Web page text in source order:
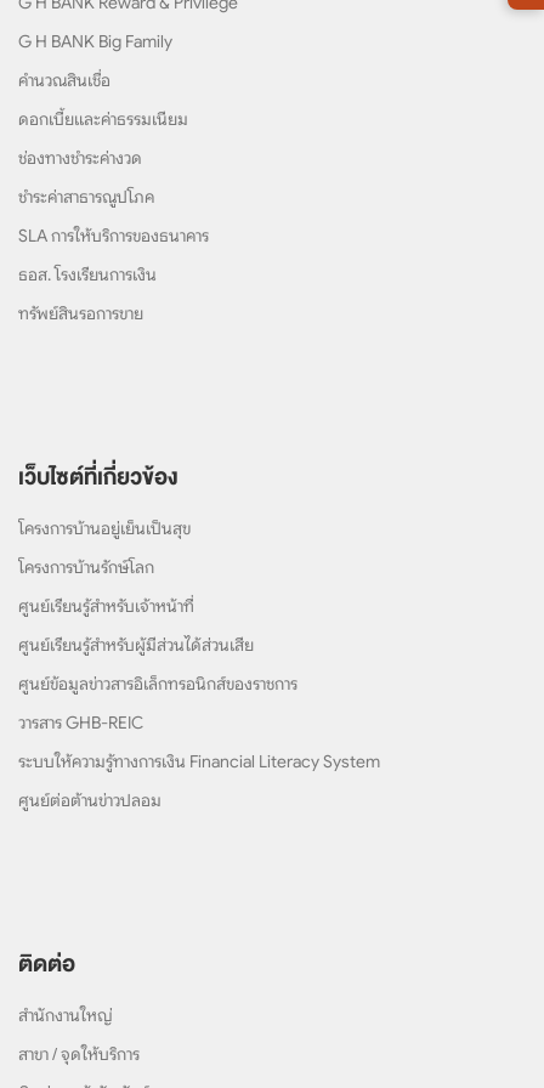
G H BANK Big Family
คำนวณสินเชื่อ
ดอกเบี้ยและค่าธรรมเนียม
ช่องทางชำระค่างวด
ชำระค่าสาธารณูปโภค
SLA การให้บริการของธนาคาร
ธอส. โรงเรียนการเงิน
ทรัพย์สินรอการขาย
เว็บไซต์ที่เกี่ยวข้อง
โครงการบ้านอยู่เย็นเป็นสุข
โครงการบ้านรักษ์โลก
ศูนย์เรียนรู้สำหรับเจ้าหน้าที่
ศูนย์เรียนรู้สำหรับผู้มีส่วนได้ส่วนเสีย
ศูนย์ข้อมูลข่าวสารอิเล็กทรอนิกส์ของราชการ
วารสาร GHB-REIC
ระบบให้ความรู้ทางการเงิน Financial Literacy System
ศูนย์ต่อต้านข่าวปลอม
ติดต่อ
สำนักงานใหญ่
สาขา / จุดให้บริการ